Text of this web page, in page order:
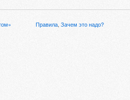
Правила, Зачем это надо?